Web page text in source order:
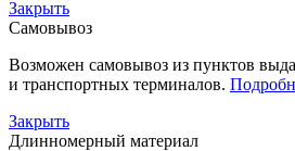
Закрыть
Самовывоз
Возможен самовывоз из пунктов
и транспортных терминалов.
Закрыть
Длинномерный материал